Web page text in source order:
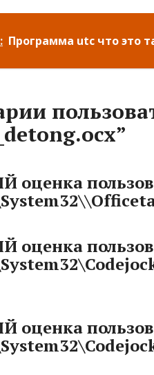
Программа utc что это
оценка
оценка
оценка